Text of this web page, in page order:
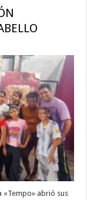
«Tempo» abrió sus